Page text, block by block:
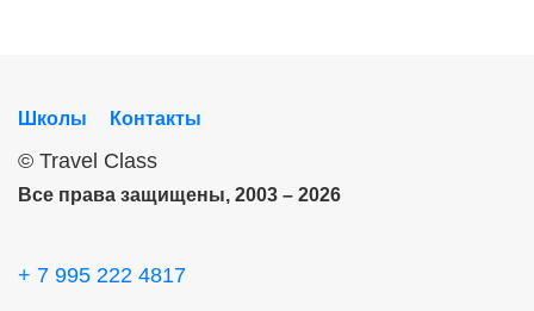
Школы Контакты
© Travel Class
Все права защищены, 2003 – 2026
+ 7 995 222 4817